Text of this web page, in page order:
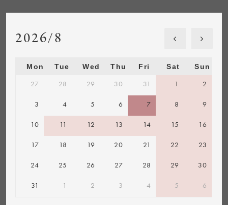
2026/8
Mon Tue Wed Thu Fri Sat Sun
27 28 29 30 31 1 2
3 4 5 6 7 8 9
10 11 12 13 14 15 16
17 18 19 20 21 22 23
24 25 26 27 28 29 30
31 1 2 3 4 5 6